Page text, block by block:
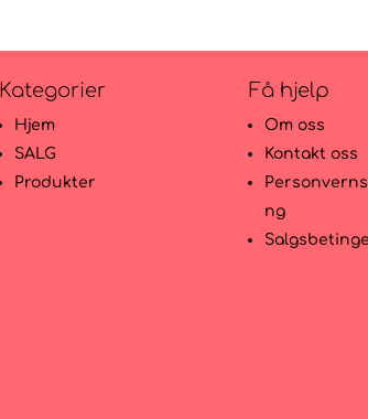
Kategorier
Hjem
SALG
Produkter
Få hjelp
Om oss
Kontakt oss
ng